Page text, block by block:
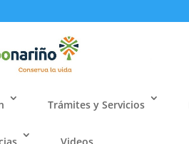
Trámites y Servicios